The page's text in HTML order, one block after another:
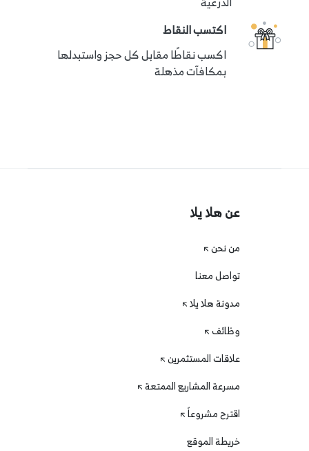
اكتسب النقاط
اكسب نقاطًا مقابل كل حجز واستبدلها
بمكافآت مذهلة
عن هلا يلا
من نحن
تواصل معنا
مدونة هلا يلا
وظائف
علاقات المستثمرين
مسرعة المشاريع الممتعة
اقترح مشروعاً
خريطة الموقع